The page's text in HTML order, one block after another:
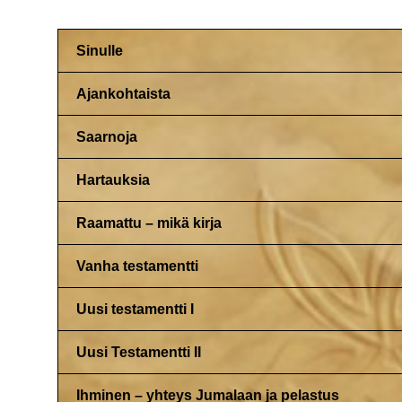
Sinulle
Ajankohtaista
Saarnoja
Hartauksia
Raamattu – mikä kirja
Vanha testamentti
Uusi testamentti I
Uusi Testamentti II
Ihminen – yhteys Jumalaan ja pelastus